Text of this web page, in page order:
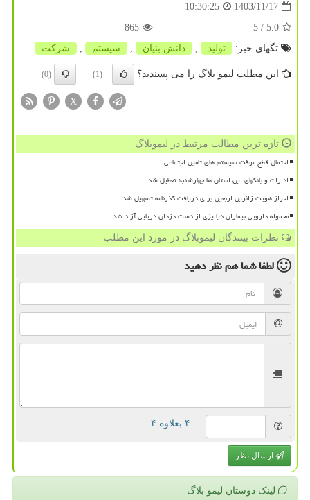
1403/11/17
10:30:25
5.0
/ 5
865
تگهای خبر:
تولید , دانش بنیان , سیستم , شركت
این مطلب لیمو بلاگ را می پسندید؟ (1)
(0)
X
تازه ترین مطالب مرتبط در لیموبلاگ
احتمال قطع موقت سیستم های تامین اجتماعی
ادارات و بانکهای این استان ها چهارشنبه تعطیل شد
احراز هویت زائرین اربعین برای دریافت گذرنامه تسهیل شد
محموله دارویی بیماران دیالیزی از دست دزدان دریایی آزاد شد
نظرات بینندگان لیموبلاگ در مورد این مطلب
لطفا شما همنظر دهید
= ۴ بعلاوه ۴
ارسال نظر
لینک دوستان لیمو بلاگ